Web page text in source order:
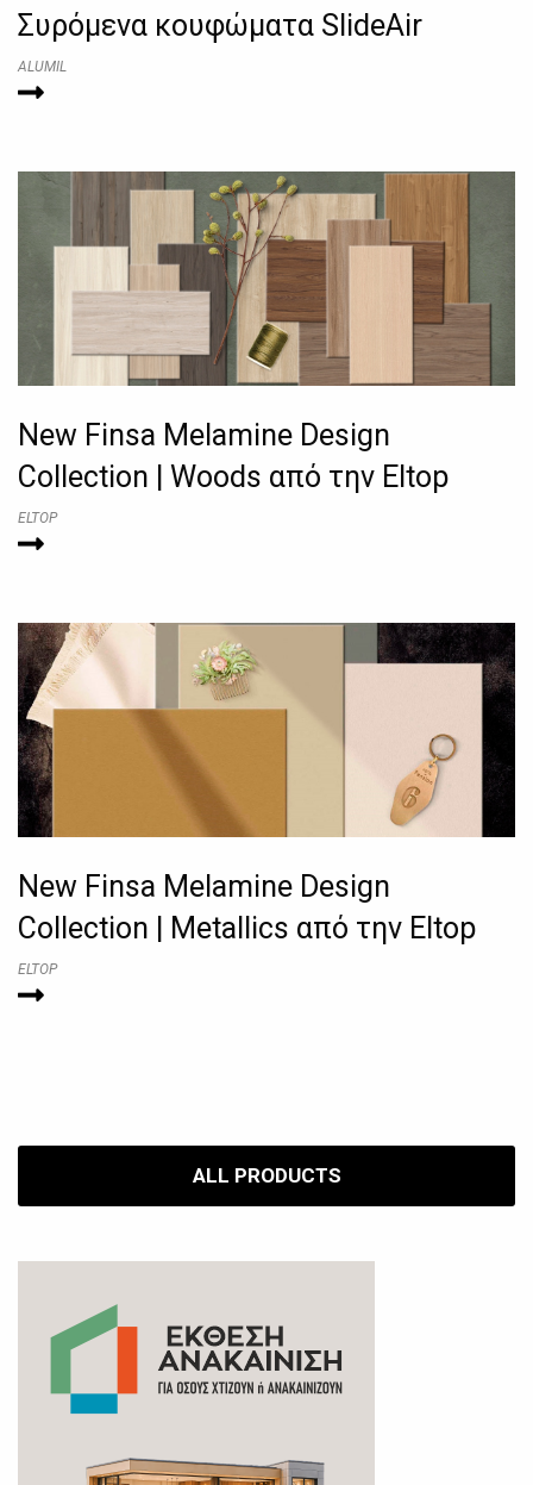
Συρόμενα κουφώματα SlideAir
ALUMIL
New Finsa Melamine Design
Collection | Woods από την Eltop
ELTOP
New Finsa Melamine Design
Collection | Metallics από την Eltop
ELTOP
ALL PRODUCTS